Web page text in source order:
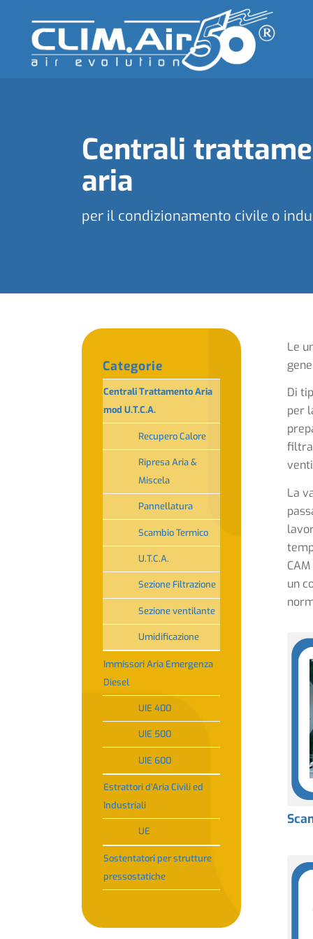
Centrali
aria
per il condizionamento civile o
Categorie
Centrali Trattamento Aria
mod U.T.C.A.
Recupero Calore
Ripresa Aria &
Miscela
Pannellatura
Scambio Termico
U.T.C.A.
Sezione Filtrazione
Sezione ventilante
Umidificazione
Immissori Aria Emergenza
Diesel
UIE 400
UIE 500
UIE 600
Estrattori d’Aria Civili ed
Industriali
UE
Sostentatori per strutture
pressostatiche
Le
Di
per
La
un